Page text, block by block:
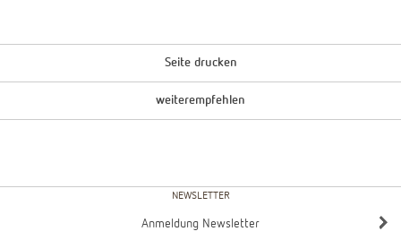
Seite drucken
weiterempfehlen
NEWSLETTER
Anmeldung Newsletter